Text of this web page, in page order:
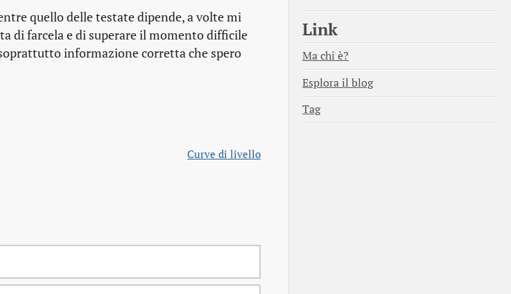
quello delle testate dipende, a volte mi
di farcela e di superare il momento difficile
informazione corretta che spero
Curve di livello
Link
Ma chi è?
Esplora il blog
Tag